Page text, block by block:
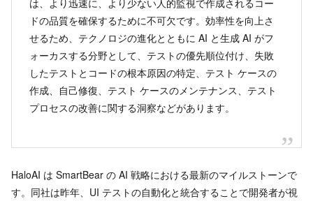
ドの品質を確保するために不可欠です。効率性を向上さ
せるため、テクノロジの進化とともに AI と生成 AI がフ
ォーカスする分野として、テストの優先順位付け、失敗
したテストとコードの根本原因の特定、テスト ケースの
作成、自己修復、テスト ケースのメンテナンス、テスト
プロセスの改善に関する洞察などがあります。
HaloAI は SmartBear の AI 戦略における最新のマイルストーンで
す。同社は昨年、UI テストの自動化と統合することで開発者が視